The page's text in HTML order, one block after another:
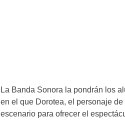
La Banda Sonora la pondrán los
en el que Dorotea, el personaje
escenario para ofrecer el